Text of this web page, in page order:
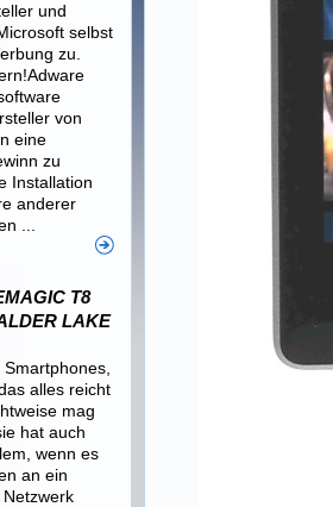
und
selbst
zu.
von
eine
zu
Installation
anderer
...
T8
LAKE
alles reicht
mag
hat auch
wenn es
an ein